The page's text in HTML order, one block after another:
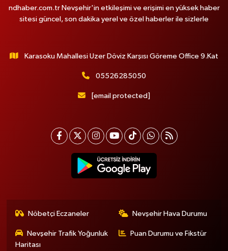
ndhaber.com.tr Nevşehir'in etkileşimi ve erişimi en yüksek haber
sitesi güncel, son dakika yerel ve özel haberler ile sizlerle
Karasoku Mahallesi Uzer Döviz Karşısı Göreme Office 9.Kat
05526285050
[email protected]
Nöbetçi Eczaneler Nevşehir Hava Durumu
Nevşehir Trafik Yoğunluk
Haritası
Puan Durumu ve Fikstür